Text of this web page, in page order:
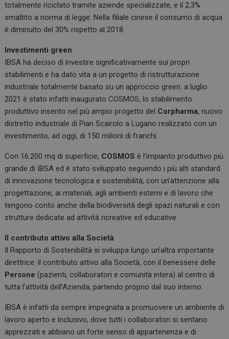
totalmente riciclato tramite aziende specializzate, e il 2,3%
smaltito a norma di legge. Nella filiale cinese il consumo di acqua
è diminuito del 30% rispetto al 2018.
Investimenti green
IBSA ha deciso di investire significativamente sui propri
stabilimenti e ha dato vita a un progetto di ristrutturazione
industriale totalmente basato su un approccio green: a luglio
2021 è stato infatti inaugurato COSMOS, lo stabilimento
produttivo inserito nel più ampio progetto del Corpharma, nuovo
distretto industriale di Pian Scairolo a Lugano realizzato con un
investimento, ad oggi, di 150 milioni di franchi.
Con 16.200 mq di superficie, COSMOS è l’impianto produttivo più
grande di IBSA ed è stato sviluppato seguendo i più alti standard
di innovazione tecnologica e sostenibilità, con un’attenzione alla
progettazione, ai materiali, agli ambienti esterni e di lavoro che
tengono conto anche della biodiversità degli spazi naturali e con
strutture dedicate ad attività ricreative ed educative.
Il contributo attivo alla Società
Il Rapporto di Sostenibilità si sviluppa lungo un’altra importante
direttrice: il contributo attivo alla Società, con il benessere delle
Persone (pazienti, collaboratori e comunità intera) al centro di
tutta l’attività dell’Azienda, partendo proprio dal suo interno.
IBSA è infatti da sempre impegnata a promuovere un ambiente di
lavoro aperto e inclusivo, dove tutti i collaboratori si sentano
apprezzati e abbiano un forte senso di appartenenza e di